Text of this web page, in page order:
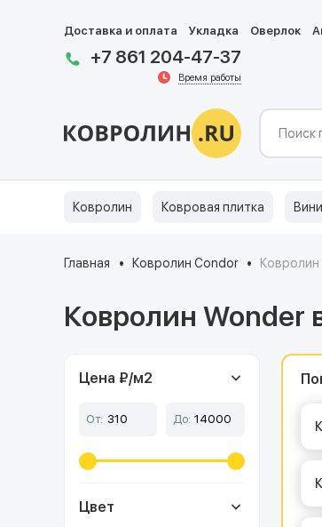
Доставка и оплата Укладка Оверлок
+7 861 204-47-37
Время работы
Ковролин Ковровая плитка
Главная Ковролин Condor Ковролин
Ковролин Wonder
Цена ₽/м2
От: До:
Цвет